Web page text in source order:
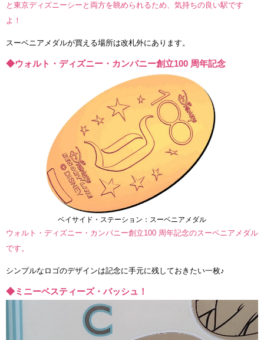
と東京ディズニーシーと両方を眺められるため、気持ちの良い駅です
よ！
スーベニアメダルが買える場所は改札外にあります。
◆ウォルト・ディズニー・カンパニー創立100 周年記念
ベイサイド・ステーション：スーベニアメダル
ウォルト・ディズニー・カンパニー創立100 周年記念のスーベニアメダル
です。
シンプルなロゴのデザインは記念に手元に残しておきたい一枚♪
◆ミニーベスティーズ・バッシュ！